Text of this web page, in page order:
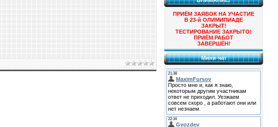
ПРИЁМ ЗАЯВОК НА УЧАСТИЕ
В 23-й ОЛИМИПИАДЕ
ЗАКРЫТ!
ТЕСТИРОВАНИЕ ЗАКРЫТО!
ПРИЁМ РАБОТ
ЗАВЕРШЁН!
Мини-чат